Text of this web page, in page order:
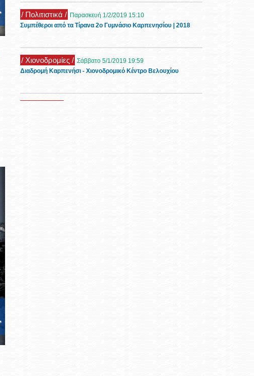
/ Πολιτιστικά / Παρασκευή 1/2/2019 15:10
Συμπέθεροι από τα Τίρανα 2ο Γυμνάσιο Καρπενησίου | 2018
/ Χιονοδρομίες / Σάββατο 5/1/2019 19:59
Διαδρομή Καρπενήσι - Χιονοδρομικό Κέντρο Βελουχίου